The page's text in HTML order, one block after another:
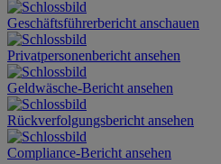
Geschäftsführerbericht anschauen
Privatpersonenbericht ansehen
Geldwäsche-Bericht ansehen
Rückverfolgungsbericht ansehen
Compliance-Bericht ansehen